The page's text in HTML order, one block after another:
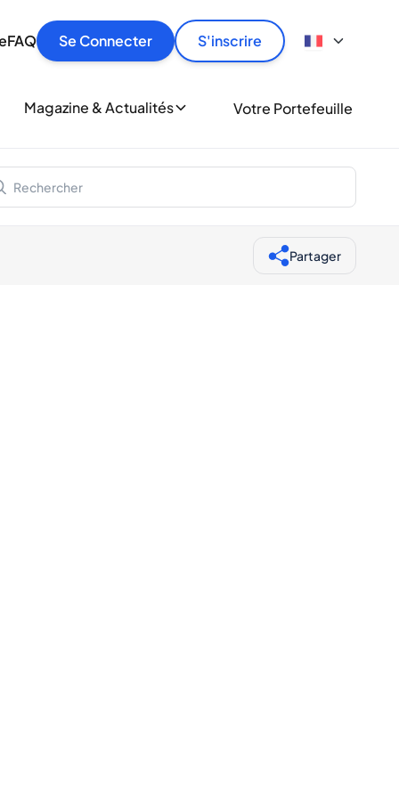
FAQ Se Connecter S'inscrire
en toute sécurité et au meilleur prix.
d'amateurs de whisky et de spiritueux.
Magazine & Actualités Votre Portefeuille
Partager